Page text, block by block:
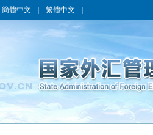
簡體中文 繁體中文